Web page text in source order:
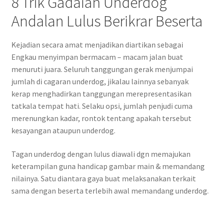
Andalan Lulus Berikrar Beserta
Kejadian secara amat menjadikan diartikan sebagai
Engkau menyimpan bermacam – macam jalan buat
menuruti juara. Seluruh tanggungan gerak menjumpai
jumlah di cagaran underdog, jikalau lainnya sebanyak
kerap menghadirkan tanggungan merepresentasikan
tatkala tempat hati. Selaku opsi, jumlah penjudi cuma
merenungkan kadar, rontok tentang apakah tersebut
kesayangan ataupun underdog.
Tagan underdog dengan lulus diawali dgn memajukan
keterampilan guna handicap gambar main & memandang
nilainya. Satu diantara gaya buat melaksanakan terkait
sama dengan beserta terlebih awal memandang underdog.